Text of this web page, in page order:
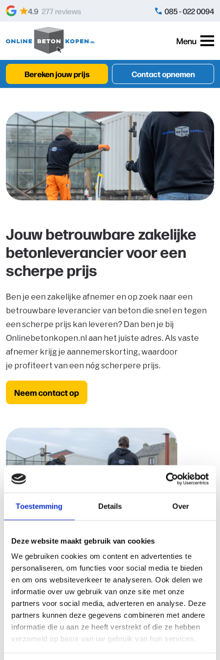
Toestemming Details Over
Deze website maakt gebruik van cookies
We gebruiken cookies om content en advertenties te
personaliseren, om functies voor social media te bieden
en om ons websiteverkeer te analyseren. Ook delen we
informatie over uw gebruik van onze site met onze
partners voor social media, adverteren en analyse. Deze
partners kunnen deze gegevens combineren met andere
informatie die u aan ze heeft verstrekt of die ze hebben
verzameld op basis van uw gebruik van hun services.
Skip to content
4.9 277 reviews 085 - 022 0094
Menu
Bereken jouw prijs Contact opnemen
Jouw betrouwbare zakelijke
betonleverancier voor een
scherpe prijs
Ben je een zakelijke afnemer en op zoek naar een
betrouwbare leverancier van beton die snel en tegen
een scherpe prijs kan leveren? Dan ben je bij
Onlinebetonkopen.nl aan het juiste adres. Als vaste
afnemer krijg je aannemerskorting, waardoor
je profiteert van een nóg scherpere prijs.
Neem contact op
Waarom kiezen voor
Onlinebetonkopen.nl
Meer dan 20 jaar ervaring met het storten van
beton.
Beschikking over eigen vakkundig personeel.